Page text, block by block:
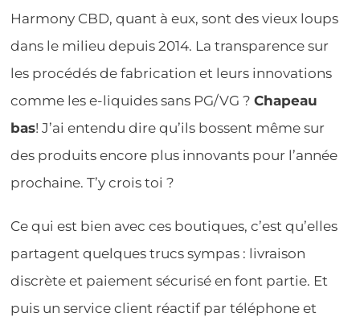
Harmony CBD, quant à eux, sont des vieux loups
dans le milieu depuis 2014. La transparence sur
les procédés de fabrication et leurs innovations
comme les e-liquides sans PG/VG ?Chapeau
bas! J’ai entendu dire qu’ils bossent même sur
des produits encore plus innovants pour l’année
prochaine. T’y crois toi ?
Ce qui est bien avec ces boutiques, c’est qu’elles
partagent quelques trucs sympas : livraison
discrète et paiement sécurisé en font partie. Et
puis un service client réactif par téléphone et